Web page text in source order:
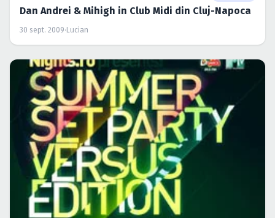
Dan Andrei & Mihigh in Club Midi din Cluj-Napoca
30 sept. 2009·Lucian